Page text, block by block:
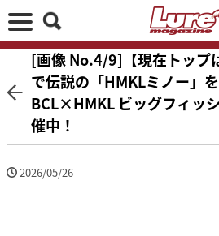
[画像 No.4/9]【現在トップ
で伝説の「HMKLミノー」
BCL×HMKL ビッグフィッ
催中！
2026/05/26